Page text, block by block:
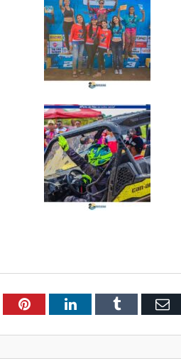
PinterestLinkedInTumblr